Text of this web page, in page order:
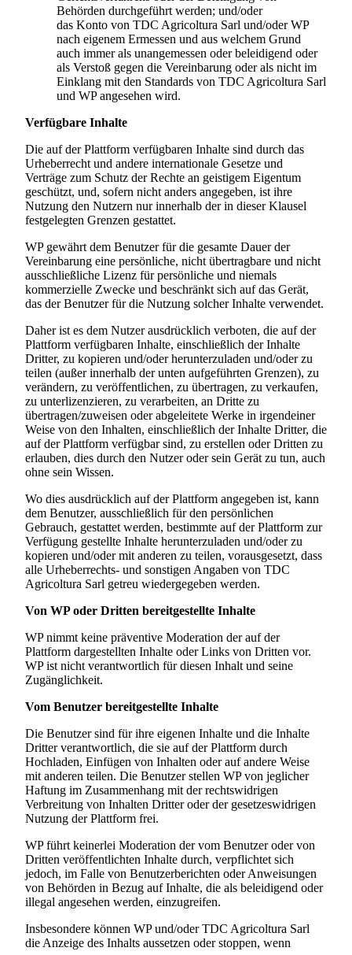
Behörden durchgeführt werden; und/oder
das Konto von TDC Agricoltura Sarl und/oder WP
nach eigenem Ermessen und aus welchem Grund
auch immer als unangemessen oder beleidigend oder
als Verstoß gegen die Vereinbarung oder als nicht im
Einklang mit den Standards von TDC Agricoltura Sarl
und WP angesehen wird.
Verfügbare Inhalte
Die auf der Plattform verfügbaren Inhalte sind durch das
Urheberrecht und andere internationale Gesetze und
Verträge zum Schutz der Rechte an geistigem Eigentum
geschützt, und, sofern nicht anders angegeben, ist ihre
Nutzung den Nutzern nur innerhalb der in dieser Klausel
festgelegten Grenzen gestattet.
WP gewährt dem Benutzer für die gesamte Dauer der
Vereinbarung eine persönliche, nicht übertragbare und nicht
ausschließliche Lizenz für persönliche und niemals
kommerzielle Zwecke und beschränkt sich auf das Gerät,
das der Benutzer für die Nutzung solcher Inhalte verwendet.
Daher ist es dem Nutzer ausdrücklich verboten, die auf der
Plattform verfügbaren Inhalte, einschließlich der Inhalte
Dritter, zu kopieren und/oder herunterzuladen und/oder zu
teilen (außer innerhalb der unten aufgeführten Grenzen), zu
verändern, zu veröffentlichen, zu übertragen, zu verkaufen,
zu unterlizenzieren, zu verarbeiten, an Dritte zu
übertragen/zuweisen oder abgeleitete Werke in irgendeiner
Weise von den Inhalten, einschließlich der Inhalte Dritter, die
auf der Plattform verfügbar sind, zu erstellen oder Dritten zu
erlauben, dies durch den Nutzer oder sein Gerät zu tun, auch
ohne sein Wissen.
Wo dies ausdrücklich auf der Plattform angegeben ist, kann
dem Benutzer, ausschließlich für den persönlichen
Gebrauch, gestattet werden, bestimmte auf der Plattform zur
Verfügung gestellte Inhalte herunterzuladen und/oder zu
kopieren und/oder mit anderen zu teilen, vorausgesetzt, dass
alle Urheberrechts- und sonstigen Angaben von TDC
Agricoltura Sarl getreu wiedergegeben werden.
Von WP oder Dritten bereitgestellte Inhalte
WP nimmt keine präventive Moderation der auf der
Plattform dargestellten Inhalte oder Links von Dritten vor.
WP ist nicht verantwortlich für diesen Inhalt und seine
Zugänglichkeit.
Vom Benutzer bereitgestellte Inhalte
Die Benutzer sind für ihre eigenen Inhalte und die Inhalte
Dritter verantwortlich, die sie auf der Plattform durch
Hochladen, Einfügen von Inhalten oder auf andere Weise
mit anderen teilen. Die Benutzer stellen WP von jeglicher
Haftung im Zusammenhang mit der rechtswidrigen
Verbreitung von Inhalten Dritter oder der gesetzeswidrigen
Nutzung der Plattform frei.
WP führt keinerlei Moderation der vom Benutzer oder von
Dritten veröffentlichten Inhalte durch, verpflichtet sich
jedoch, im Falle von Benutzerberichten oder Anweisungen
von Behörden in Bezug auf Inhalte, die als beleidigend oder
illegal angesehen werden, einzugreifen.
Insbesondere können WP und/oderTDC Agricoltura Sarl
die Anzeige des Inhalts aussetzen oder stoppen, wenn